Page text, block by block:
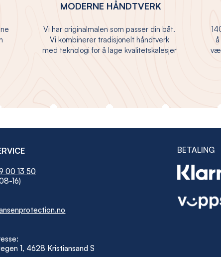
MODERNE HÅNDTVERK
Vi har originalmalen som passer din båt.
Vi kombinerer tradisjonelt håndtverk
med teknologi for å lage kvalitetskalesjer
00 13 50
16)
1, 4628 Kristiansand S
BETALING